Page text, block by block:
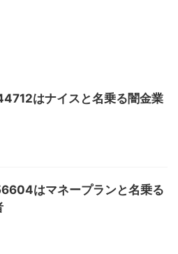
はナイスと名乗る闇金業
はマネープランと名乗る